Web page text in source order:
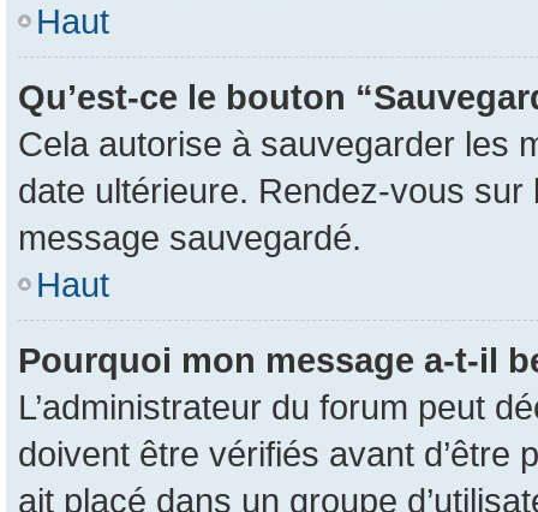
Haut
Qu’est-ce le bouton
Cela autorise à sauvegarder les
date ultérieure. Rendez-vous sur
message sauvegardé.
Haut
Pourquoi mon message a-t-il
L’administrateur du forum peut
doivent être vérifiés avant d’être
ait placé dans un groupe